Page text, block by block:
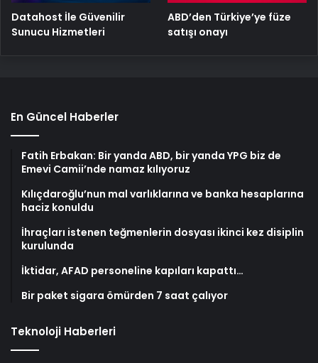
Datahost İle Güvenilir
Sunucu Hizmetleri
ABD’den Türkiye’ye füze
satışı onayı
En Güncel Haberler
Fatih Erbakan: Bir yanda ABD, bir yanda YPG biz de
Emevi Camii’nde namaz kılıyoruz
Kılıçdaroğlu’nun mal varlıklarına ve banka hesaplarına
haciz konuldu
İhraçları istenen teğmenlerin dosyası ikinci kez disiplin
kurulunda
İktidar, AFAD personeline kapıları kapattı…
Bir paket sigara ömürden 7 saat çalıyor
Teknoloji Haberleri